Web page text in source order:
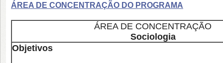
ÁREA DE CONCENTRAÇÃO DO PROGRAMA
ÁREA DE CONCENTRAÇÃO
Sociologia
Objetivos